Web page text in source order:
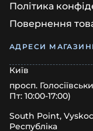
Політика
Повернення
АДРЕСИ
Київ
просп.
Пт: 10:00-17:00)
South Point,
Республіка